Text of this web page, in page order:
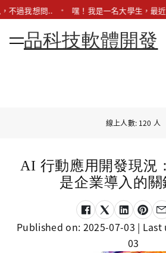
不過我想問.. 嘿！我是一名大學生，最
品科技軟體開發
線上人數: 120 人
AI 行動應用開發現況
是企業導入的關
Published on: 2025-07-03 |
03